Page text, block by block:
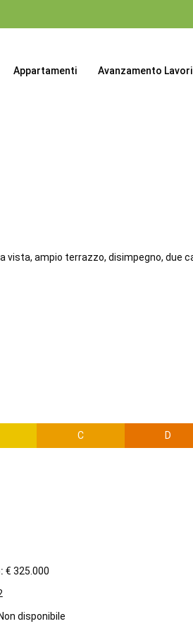
Appartamenti Avanzamento Lavori
ampio terrazzo, disimpegno, due
C D
€ 325.000
Non disponibile